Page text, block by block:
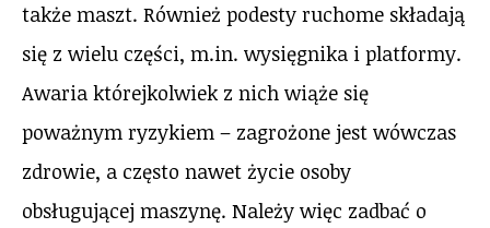
także maszt. Również podesty ruchome składają
się z wielu części, m.in. wysięgnika i platformy.
Awaria którejkolwiek z nich wiąże się
poważnym ryzykiem – zagrożone jest wówczas
zdrowie, a często nawet życie osoby
obsługującej maszynę. Należy więc zadbać o